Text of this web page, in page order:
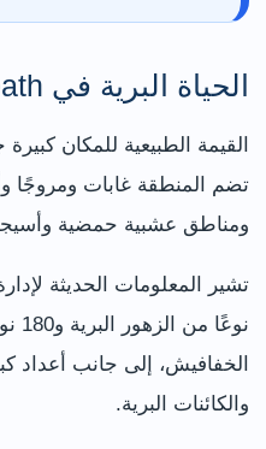
الحياة البرية في Hampstead Heath
القيمة الطبيعية للمكان
تضم المنطقة غابات
ومناطق عشبية حمضية
الخفافيش، إلى جانب أعداد
والكائنات البرية.